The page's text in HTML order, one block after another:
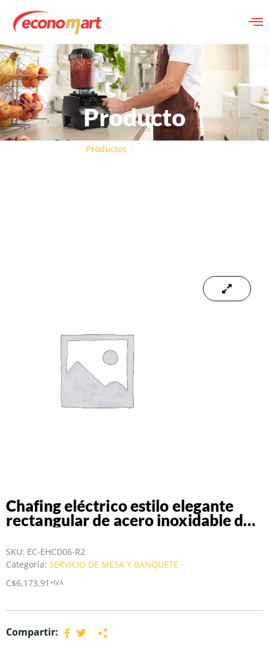
Producto
Productos
Chafing eléctrico estilo elegante
rectangular de acero inoxidable de
SKU: EC-EHCD06-R2
Categoría: SERVICIO DE MESA Y BANQUETE
C$6,173.91 +IVA
Compartir: